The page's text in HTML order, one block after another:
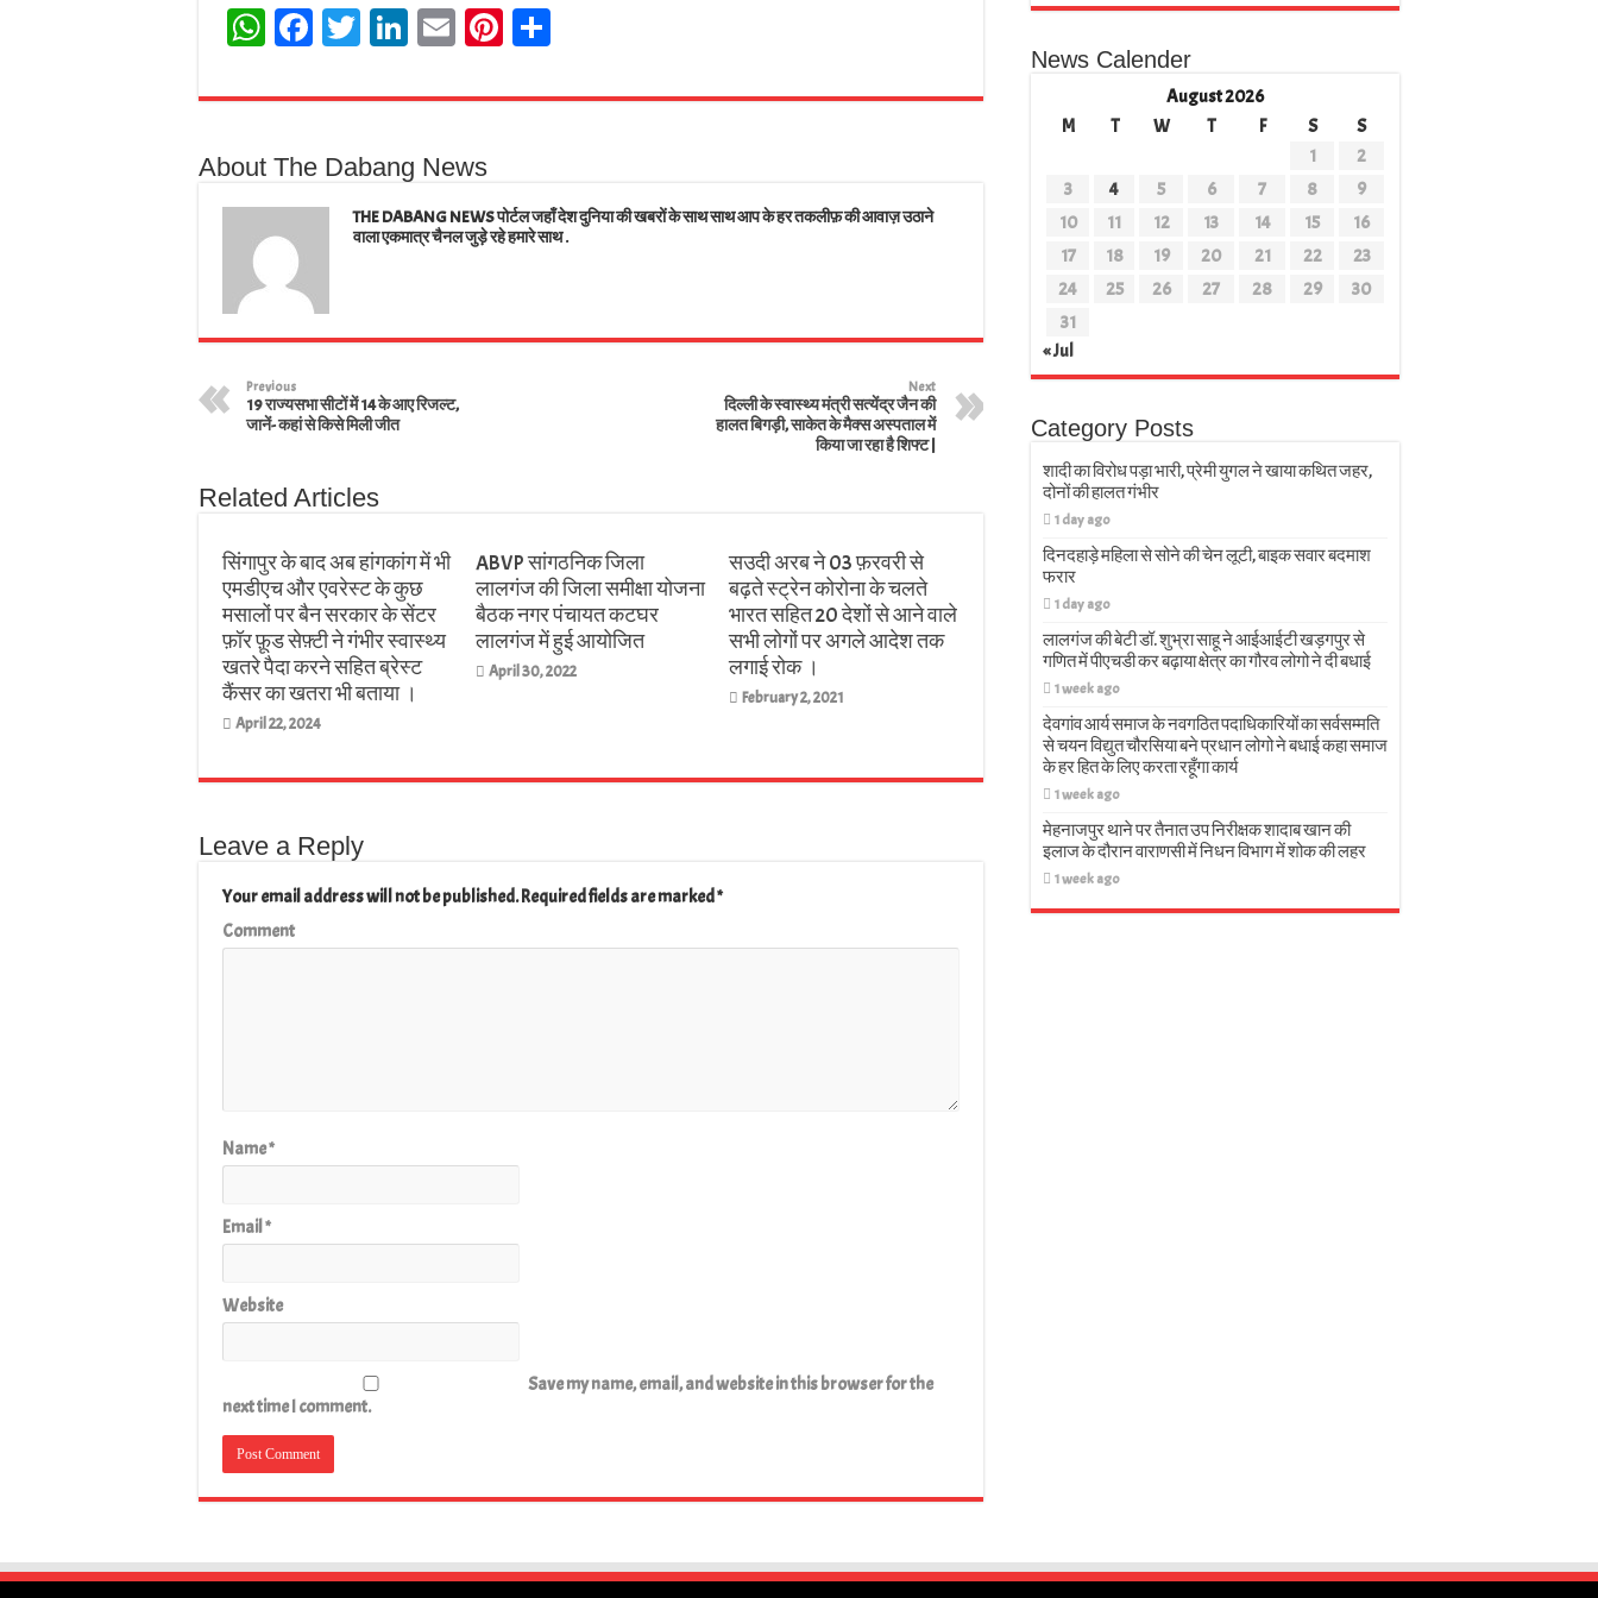
W
ts
pp
Fa
bo
T
tt
Li
ed
E
ail
Pi
er e
About The Dabang News
THE DABANG NEWS पोर्टल जहाँ देश दुनिया की खबरों के साथ साथ आप के हर तकलीफ़ की आवाज़ उठाने
वाला एकमात्र चैनल जुड़े रहे हमारे साथ .
Previous
19 राज्यसभा सीटों में 14 के आए रिजल्ट,
जानें- कहां से किसे मिली जीत
Next
दिल्ली के स्वास्थ्य मंत्री सत्येंद्र जैन की
हालत बिगड़ी, साकेत के मैक्स अस्पताल में
किया जा रहा है शिफ्ट |
Related Articles
सिंगापुर के बाद अब हांगकांग में भी
एमडीएच और एवरेस्ट के कुछ
मसालों पर बैन सरकार के सेंटर
फ़ॉर फ़ूड सेफ़्टी ने गंभीर स्वास्थ्य
खतरे पैदा करने सहित ब्रेस्ट
कैंसर का खतरा भी बताया ।
April 22, 2024
ABVP सांगठनिक जिला
लालगंज की जिला समीक्षा योजना
बैठक नगर पंचायत कटघर
लालगंज में हुई आयोजित
April 30, 2022
सउदी अरब ने 03 फ़रवरी से
बढ़ते स्ट्रेन कोरोना के चलते
भारत सहित 20 देशों से आने वाले
सभी लोगों पर अगले आदेश तक
लगाई रोक ।
February 2, 2021
Leave a Reply
Your email address will not be published.Required fields are marked*
Comment
Name*
Email*
Website
Save my name, email, and website in this browser for the
next time I comment.
News Calender
August 2026
M
T W T F S
S
1
2
3
4 5 6 7 8
9
10
11 12 13 14 15
16
17
18 19 20 21 22
23
24
25 26 27 28 29
30
31
« Jul
Category Posts
शादी का विरोध पड़ा भारी, प्रेमी युगल ने खाया कथित जहर,
दोनों की हालत गंभीर
1 day ago
दिनदहाड़े महिला से सोने की चेन लूटी, बाइक सवार बदमाश
फरार
1 day ago
लालगंज की बेटी डॉ. शुभ्रा साहू ने आईआईटी खड़गपुर से
गणित में पीएचडी कर बढ़ाया क्षेत्र का गौरव लोगो ने दी बधाई
1 week ago
देवगांव आर्य समाज के नवगठित पदाधिकारियों का सर्वसम्मति
से चयन विद्युत चौरसिया बने प्रधान लोगो ने बधाई कहा समाज
के हर हित के लिए करता रहूँगा कार्य
1 week ago
मेहनाजपुर थाने पर तैनात उप निरीक्षक शादाब खान की
इलाज के दौरान वाराणसी में निधन विभाग में शोक की लहर
1 week ago